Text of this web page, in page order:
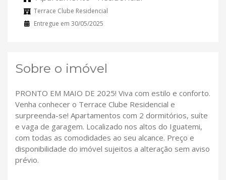
Terrace Clube Residencial
Entregue em 30/05/2025
Sobre o imóvel
PRONTO EM MAIO DE 2025! Viva com estilo e conforto.
Venha conhecer o Terrace Clube Residencial e
surpreenda-se! Apartamentos com 2 dormitórios, suíte
e vaga de garagem. Localizado nos altos do Iguatemi,
com todas as comodidades ao seu alcance. Preço e
disponibilidade do imóvel sujeitos a alteração sem aviso
prévio.